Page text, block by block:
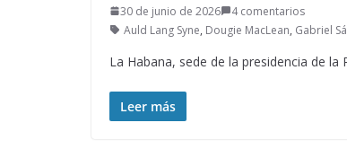
30 de junio de 2026
4 comentarios
Auld Lang Syne, Dougie MacLean, Gabriel
La Habana, sede de la presidencia de la
Leer más